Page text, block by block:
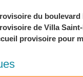
du boulevard
de Villa
provisoire pour